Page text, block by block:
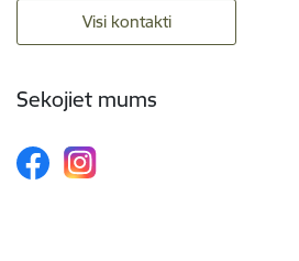
Visi kontakti
Sekojiet mums